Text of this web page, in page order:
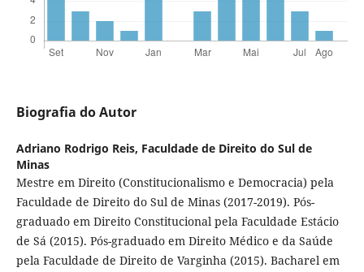
Biografia do Autor
Adriano Rodrigo Reis, Faculdade de Direito do Sul de
Minas
Mestre em Direito (Constitucionalismo e Democracia) pela
Faculdade de Direito do Sul de Minas (2017-2019). Pós-
graduado em Direito Constitucional pela Faculdade Estácio
de Sá (2015). Pós-graduado em Direito Médico e da Saúde
pela Faculdade de Direito de Varginha (2015). Bacharel em